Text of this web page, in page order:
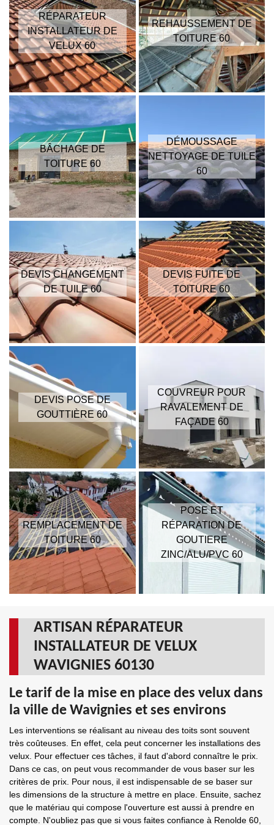
RÉPARATEUR
INSTALLATEUR DE
VELUX 60
REHAUSSEMENT DE
TOITURE 60
BÂCHAGE DE
TOITURE 60
DÉMOUSSAGE
NETTOYAGE DE TUILE
60
DEVIS CHANGEMENT
DE TUILE 60
DEVIS FUITE DE
TOITURE 60
DEVIS POSE DE
GOUTTIÈRE 60
COUVREUR POUR
RAVALEMENT DE
FAÇADE 60
REMPLACEMENT DE
TOITURE 60
POSE ET
RÉPARATION DE
GOUTIERE
ZINC/ALU/PVC 60
ARTISAN RÉPARATEUR
INSTALLATEUR DE VELUX
WAVIGNIES 60130
Le tarif de la mise en place des velux dans
la ville de Wavignies et ses environs
Les interventions se réalisant au niveau des toits sont souvent
très coûteuses. En effet, cela peut concerner les installations des
velux. Pour effectuer ces tâches, il faut d'abord connaître le prix.
Dans ce cas, on peut vous recommander de vous baser sur les
critères de prix. Pour nous, il est indispensable de se baser sur
les dimensions de la structure à mettre en place. Ensuite, sachez
que le matériau qui compose l'ouverture est aussi à prendre en
compte. N'oubliez pas que si vous faites confiance à Renolde 60,